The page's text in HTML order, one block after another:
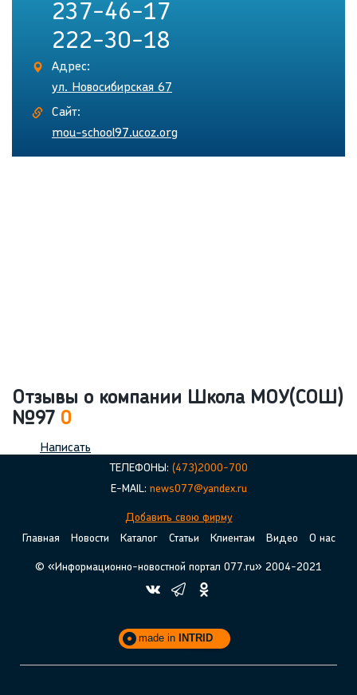
237-46-17
222-30-18
Адрес:
ул. Новосибирская 67
Сайт:
mou-school97.ucoz.org
Отзывы о компании Школа МОУ(СОШ)
№97 0
Написать
ТЕЛЕФОНЫ: (473)2000-700
E-MAIL: news077@yandex.ru
Добавить свою фирму
Главная
Новости Каталог Статьи Клиентам Видео О нас
© «Информационно-новостной портал 077.ru» 2004-2021
made in INTRID